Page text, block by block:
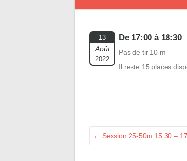
13
Août
2022
De 17:00 à 18:30
Pas de tir 10 m
Il reste 15 places
← Session 25-50m 15:30 –